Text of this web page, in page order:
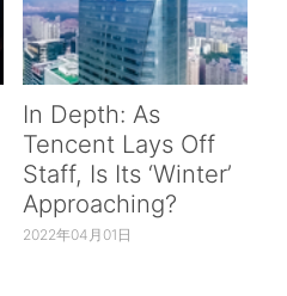
In Depth: As
Tencent Lays Off
Staff, Is Its ‘Winter’
Approaching?
2022年04月01日